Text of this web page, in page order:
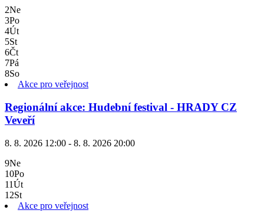
2Ne
3Po
4Út
5St
6Čt
7Pá
8So
Akce pro veřejnost
Regionální akce: Hudební festival - HRADY CZ
Veveří
8. 8. 2026 12:00 - 8. 8. 2026 20:00
9Ne
10Po
11Út
12St
Akce pro veřejnost